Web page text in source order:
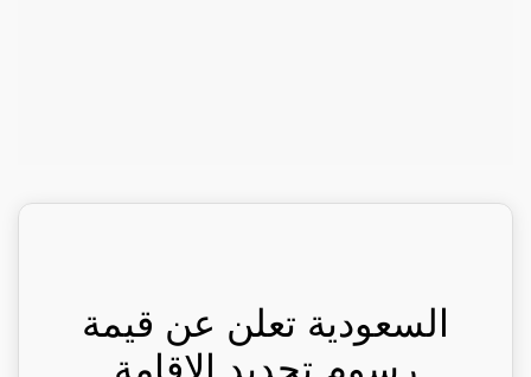
السعودية تعلن عن قيمة
رسوم تجديد الإقامة